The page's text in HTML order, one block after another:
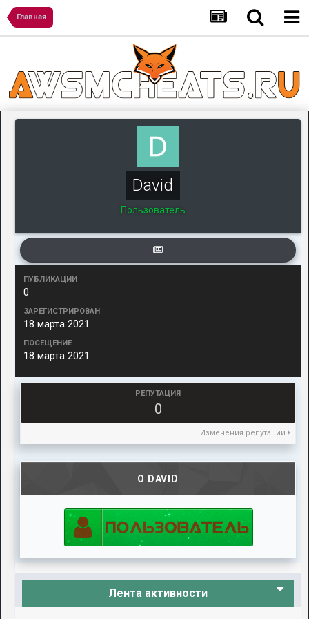
Главная
David
Пользователь
ПУБЛИКАЦИИ
0
ЗАРЕГИСТРИРОВАН
18 марта 2021
ПОСЕЩЕНИЕ
18 марта 2021
РЕПУТАЦИЯ
0
Изменения репутации
О DAVID
Лента активности